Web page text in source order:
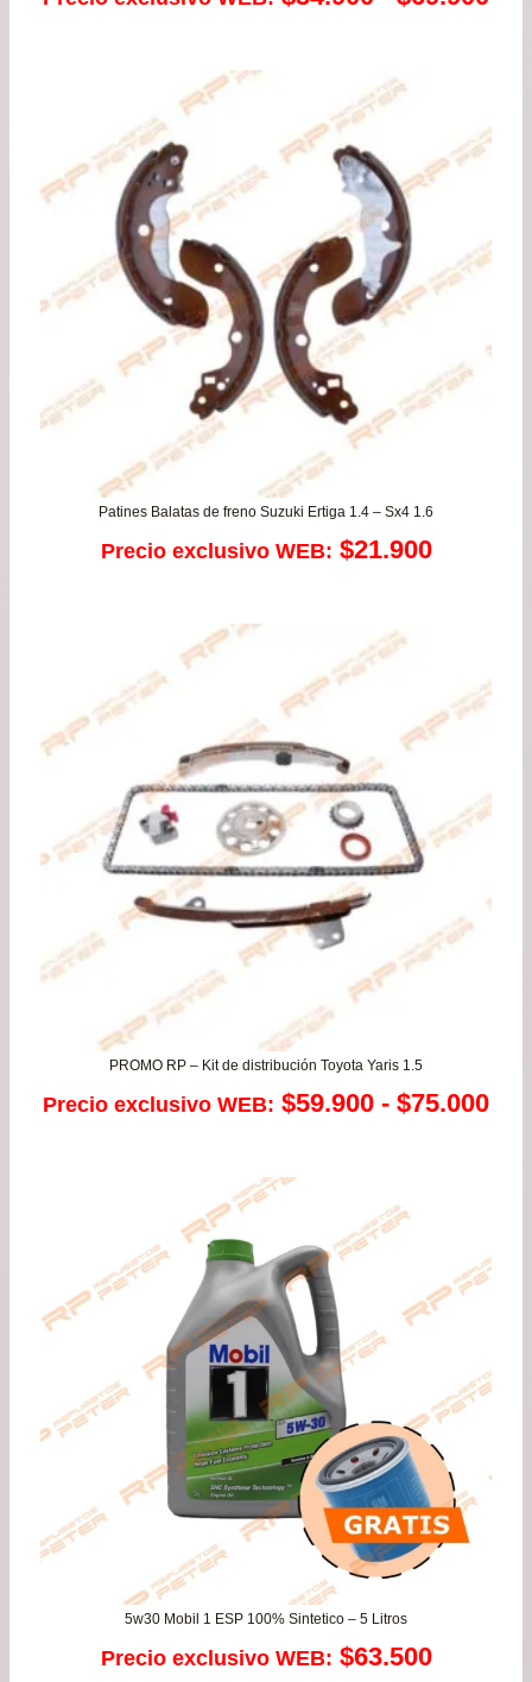
Patines Balatas de freno Suzuki Ertiga 1.4 – Sx4 1.6
Precio exclusivo WEB: $21.900
PROMO RP – Kit de distribución Toyota Yaris 1.5
Precio exclusivo WEB: $59.900 - $75.000
5w30 Mobil 1 ESP 100% Sintetico – 5 Litros
Precio exclusivo WEB: $63.500